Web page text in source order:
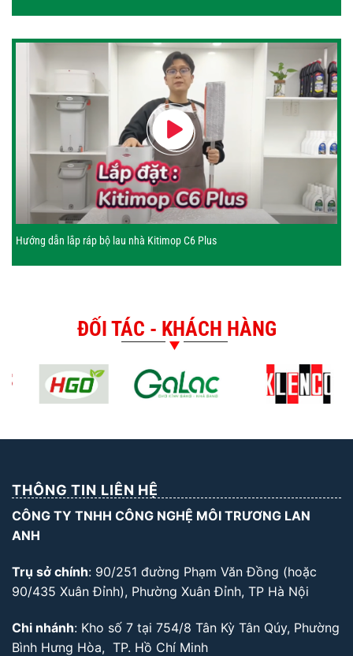
Hướng dẫn lắp ráp bộ lau nhà Kitimop C6 Plus
ĐỐI TÁC - KHÁCH HÀNG
THÔNG TIN LIÊN HỆ
CÔNG TY TNHH CÔNG NGHỆ MÔI TRƯƠNG LAN
ANH
Trụ sở chính: 90/251 đường Phạm Văn Đồng (hoặc
90/435 Xuân Đỉnh), Phường Xuân Đỉnh, TP Hà Nội
Chi nhánh: Kho số 7 tại 754/8 Tân Kỳ Tân Qúy, Phường
Bình Hưng Hòa, TP. Hồ Chí Minh